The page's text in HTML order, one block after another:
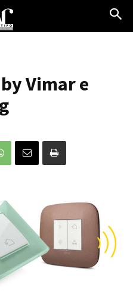
Vimar e